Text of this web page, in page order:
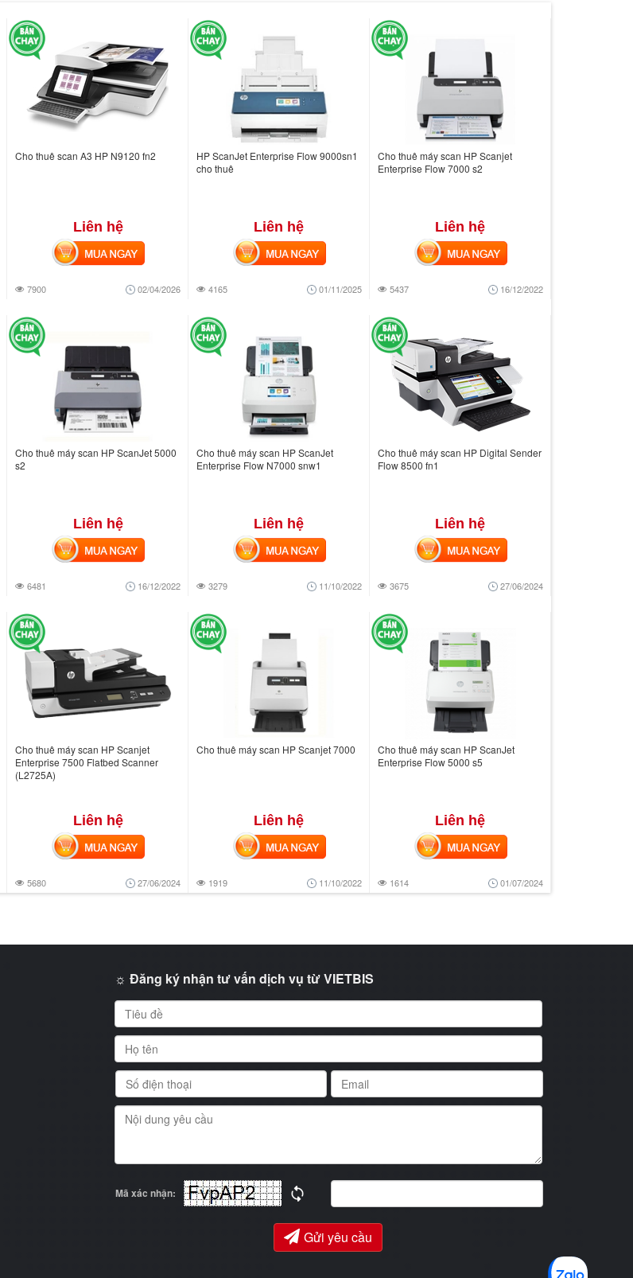
Cho thuê scan A3 HP N9120 fn2
Liên hệ
7900 02/04/2026
MUA NGAY
HP ScanJet Enterprise Flow 9000sn1
cho thuê
Liên hệ
4165 01/11/2025
MUA NGAY
Cho thuê máy scan HP Scanjet
Enterprise Flow 7000 s2
Liên hệ
5437 16/12/2022
MUA NGAY
Cho thuê máy scan HP ScanJet 5000
s2
Liên hệ
6481 16/12/2022
MUA NGAY
Cho thuê máy scan HP ScanJet
Enterprise Flow N7000 snw1
Liên hệ
3279 11/10/2022
MUA NGAY
Cho thuê máy scan HP Digital Sender
Flow 8500 fn1
Liên hệ
3675 27/06/2024
MUA NGAY
Cho thuê máy scan HP Scanjet
Enterprise 7500 Flatbed Scanner
(L2725A)
Liên hệ
5680 27/06/2024
MUA NGAY
Cho thuê máy scan HP Scanjet 7000
Liên hệ
1919 11/10/2022
MUA NGAY
Cho thuê máy scan HP ScanJet
Enterprise Flow 5000 s5
Liên hệ
1614 01/07/2024
MUA NGAY
☼ Đăng ký nhận tư vấn dịch vụ từ VIETBIS
Mã xác nhận:
Gửi yêu cầu